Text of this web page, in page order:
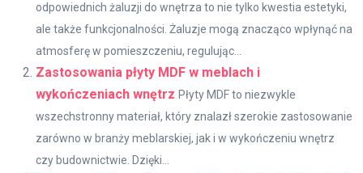
odpowiednich żaluzji do wnętrza to nie tylko kwestia estetyki,
ale także funkcjonalności. Żaluzje mogą znacząco wpłynąć na
atmosferę w pomieszczeniu, regulując...
Zastosowania płyty MDF w meblach i
wykończeniach wnętrz Płyty MDF to niezwykle
wszechstronny materiał, który znalazł szerokie zastosowanie
zarówno w branży meblarskiej, jak i w wykończeniu wnętrz
czy budownictwie. Dzięki...